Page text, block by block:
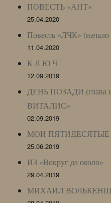
ПОВЕСТЬ «АНТ»
25.04.2020
Повесть «ЛЧК»
11.04.2020
К Л Ю Ч
12.09.2019
ДЕНЬ ПОЗАДИ (глава
ВИТАЛИС»
02.09.2019
МОИ ПЯТИДЕСЯТЫЕ
25.06.2019
ИЗ «Вокруг да около»
29.04.2019
МИХАИЛ